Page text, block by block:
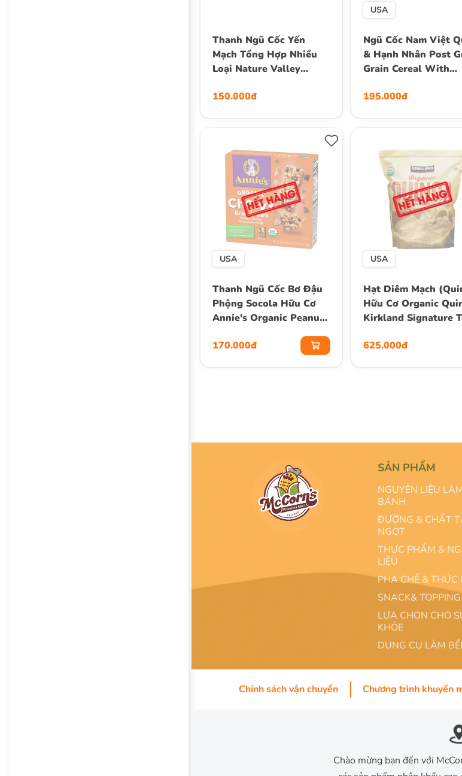
Thanh Ngũ Cốc Yến
Mạch Tổng Hợp Nhiều
Loại Nature Valley
Granola Bars, Hộp 12
150.000đ
USA
Ngũ Cốc Nam Việt
& Hạnh Nhân Post
Grain Cereal With
Clusters, Almonds,
195.000đ
USA
Thanh Ngũ Cốc Bơ Đậu
Phộng Socola Hữu Cơ
Annie's Organic Peanut
Granola Bars, Hộp 6
170.000đ
USA
Hạt Diêm Mạch
Hữu Cơ Organic
Kirkland Signature
625.000đ
SẢN PHẨM
NGUYÊN LIỆU
BÁNH
ĐƯỜNG & CHẤT
NGỌT
THỰC PHẨM &
LIỆU
PHA CHẾ & THỨC
SNACK& TOPPING
LỰA CHỌN CHO
KHỎE
DỤNG CỤ LÀM
Chính sách vận chuyển Chương trình khuyến
Chào mừng bạn đến với